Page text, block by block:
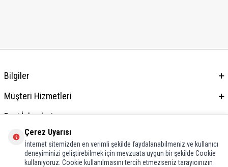
Bilgiler
Müşteri Hizmetleri
Bayi İşlemleri
Adres & İletişim
Çerez Uyarısı
İnternet sitemizden en verimli şekilde faydalanabilmeniz ve kullanıcı
deneyiminizi geliştirebilmek için mevzuata uygun bir şekilde Cookie
kullanıyoruz. Cookie kullanılmasını tercih etmezseniz tarayıcınızın